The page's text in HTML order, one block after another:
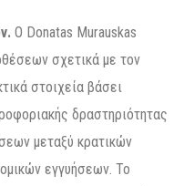
Ο Donatas Murauskas
σχετικά με τον
στοιχεία βάσει
δραστηριότητας
μεταξύ κρατικών
εγγυήσεων. Το